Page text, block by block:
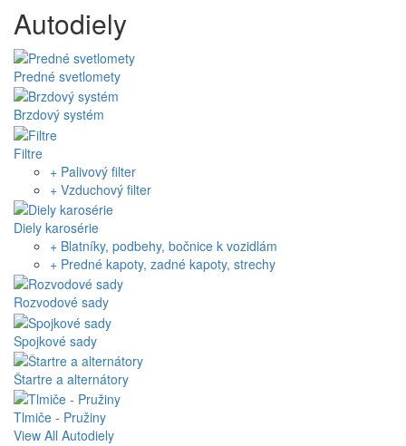
Autodiely
Predné svetlomety
Brzdový systém
Filtre
+ Palivový filter
+ Vzduchový filter
Diely karosérie
+ Blatníky, podbehy, bočnice k vozidlám
+ Predné kapoty, zadné kapoty, strechy
Rozvodové sady
Spojkové sady
Štartre a alternátory
Tlmiče - Pružiny
View All Autodiely